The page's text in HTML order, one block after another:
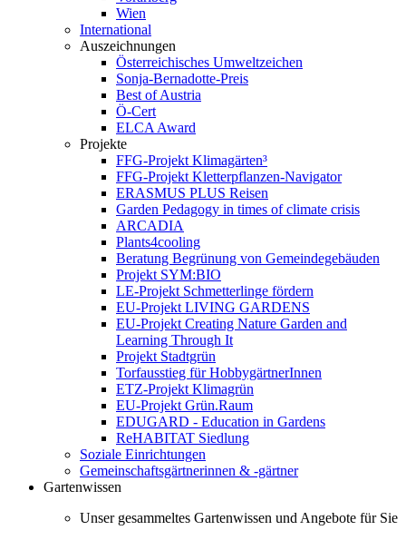
Wien
International
Auszeichnungen
Österreichisches Umweltzeichen
Sonja-Bernadotte-Preis
Best of Austria
Ö-Cert
ELCA Award
Projekte
FFG-Projekt Klimagärten³
FFG-Projekt Kletterpflanzen-Navigator
ERASMUS PLUS Reisen
Garden Pedagogy in times of climate crisis
ARCADIA
Plants4cooling
Beratung Begrünung von Gemeindegebäuden
Projekt SYM:BIO
LE-Projekt Schmetterlinge fördern
EU-Projekt LIVING GARDENS
EU-Projekt Creating Nature Garden and
Learning Through It
Projekt Stadtgrün
Torfausstieg für HobbygärtnerInnen
ETZ-Projekt Klimagrün
EU-Projekt Grün.Raum
EDUGARD - Education in Gardens
ReHABITAT Siedlung
Soziale Einrichtungen
Gemeinschaftsgärtnerinnen & -gärtner
Gartenwissen
Unser gesammeltes Gartenwissen und Angebote für Sie